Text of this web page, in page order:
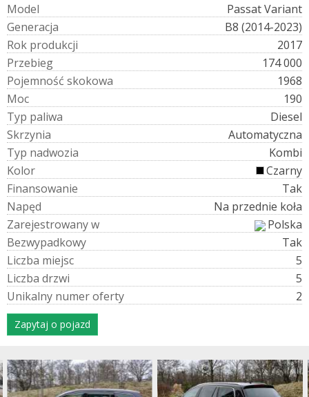
Model
Passat Variant
Generacja
B8 (2014-2023)
Rok produkcji
2017
Przebieg
174 000
Pojemność skokowa
1968
Moc
190
Typ paliwa
Diesel
Skrzynia
Automatyczna
Typ nadwozia
Kombi
Kolor
Czarny
Finansowanie
Tak
Napęd
Na przednie koła
Zarejestrowanyw
Polska
Bezwypadkowy
Tak
Liczba miejsc
5
Liczba drzwi
5
Unikalny numeroferty 2
Zapytaj o pojazd